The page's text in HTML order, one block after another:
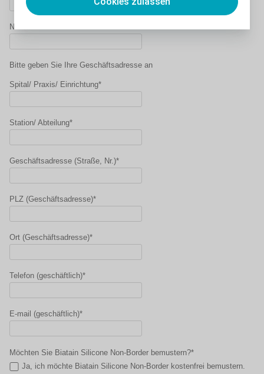
Nachname*
Bitte geben Sie Ihre Geschäftsadresse an
Spital/ Praxis/ Einrichtung*
Station/ Abteilung*
Geschäftsadresse (Straße, Nr.)*
PLZ (Geschäftsadresse)*
Ort (Geschäftsadresse)*
Telefon (geschäftlich)*
E-mail (geschäftlich)*
Möchten Sie Biatain Silicone Non-Border bemustern?*
Ja, ich möchte Biatain Silicone Non-Border kostenfrei bemustern.